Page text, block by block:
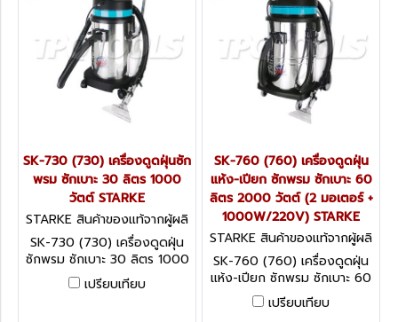
SK-730 (730) เครื่องดูดฝุ่นซัก
พรม ซักเบาะ 30 ลิตร 1000
วัตต์ STARKE
STARKE สินค้าของแท้จากผู้ผลิ
ต SK-730 (730)
SK-730 (730) เครื่องดูดฝุ่น
ซักพรม ซักเบาะ 30 ลิตร 1000
วัตต์ STARKE
เปรียบเทียบ
SK-760 (760) เครื่องดูดฝุ่น
แห้ง-เปียก ซักพรม ซักเบาะ 60
ลิตร 2000 วัตต์ (2 มอเตอร์ +
1000W/220V) STARKE
STARKE สินค้าของแท้จากผู้ผลิ
ต SK-760 (760)
SK-760 (760) เครื่องดูดฝุ่น
แห้ง-เปียก ซักพรม ซักเบาะ 60
ลิตร 2000 วัตต์ (2 มอเตอร์ +
1000W/220V) STARKE
เปรียบเทียบ